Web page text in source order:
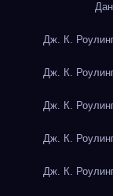
Дж. К.
Дж. К.
Дж. К.
Дж. К.
Дж. К.